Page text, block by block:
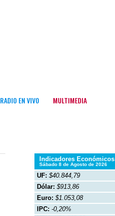
RADIO EN VIVO MULTIMEDIA
Indicadores Económicos
Sábado 8 de Agosto de 2026
UF: $40.844,79
Dólar: $913,86
Euro: $1.053,08
IPC: -0,20%